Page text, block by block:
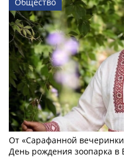
От «Сарафанной
День рождения зоопарка в